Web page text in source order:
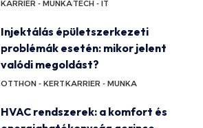
KARRIER - MUNKATECH - IT
Injektálás épületszerkezeti
problémák esetén: mikor jelent
valódi megoldást?
OTTHON - KERTKARRIER - MUNKA
HVAC rendszerek: a komfort és